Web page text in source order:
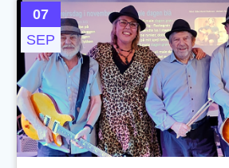
07
SEP